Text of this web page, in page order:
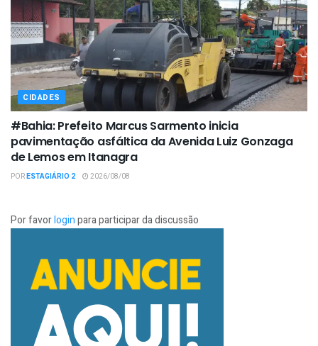
CIDADES
#Bahia: Prefeito Marcus Sarmento inicia
pavimentação asfáltica da Avenida Luiz Gonzaga
de Lemos em Itanagra
PORESTAGIÁRIO 2 2026/08/08
Por favorloginpara participar da discussão